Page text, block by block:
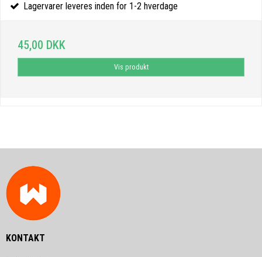
Lagervarer leveres inden for 1-2 hverdage
45,00 DKK
Vis produkt
KONTAKT